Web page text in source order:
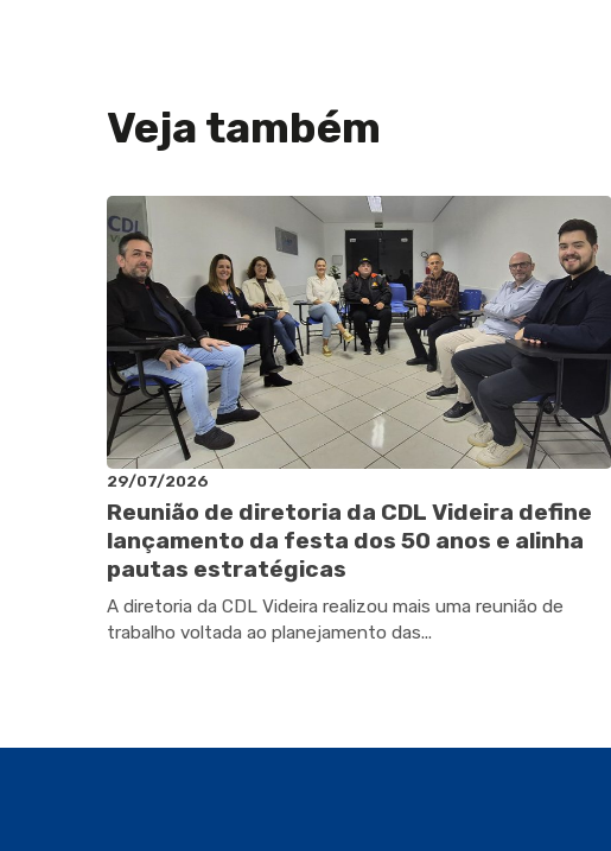
Veja também
29/07/2026
Reunião de diretoria da CDL Videira define
lançamento da festa dos 50 anos e alinha
pautas estratégicas
A diretoria da CDL Videira realizou mais uma reunião de
trabalho voltada ao planejamento das...